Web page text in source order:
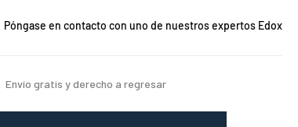
Póngase en contacto con uno de nuestros expertos Edox
Envío gratis y derecho a regresar